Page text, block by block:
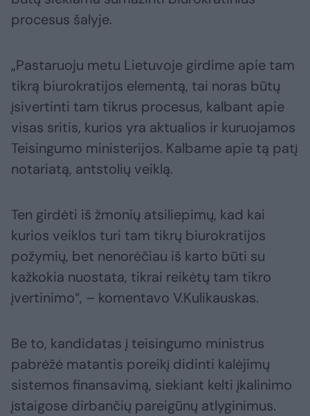
procesus šalyje.
„Pastaruoju metu Lietuvoje girdime apie tam
tikrą biurokratijos elementą, tai noras būtų
įsivertinti tam tikrus procesus, kalbant apie
visas sritis, kurios yra aktualios ir kuruojamos
Teisingumo ministerijos. Kalbame apie tą patį
notariatą, antstolių veiklą.
Ten girdėti iš žmonių atsiliepimų, kad kai
kurios veiklos turi tam tikrų biurokratijos
požymių, bet nenorėčiau iš karto būti su
kažkokia nuostata, tikrai reikėtų tam tikro
įvertinimo“, – komentavo V.Kulikauskas.
Be to, kandidatas į teisingumo ministrus
pabrėžė matantis poreikį didinti kalėjimų
sistemos finansavimą, siekiant kelti įkalinimo
įstaigose dirbančių pareigūnų atlyginimus.